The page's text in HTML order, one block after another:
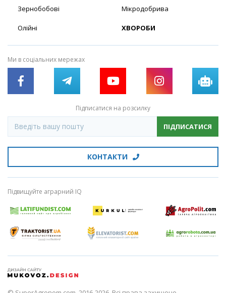
Зернобобові
Олійні
Мікродобрива
ХВОРОБИ
Ми в соціальних мережах
Підписатися на розсилку
ПІДПИСАТИСЯ
КОНТАКТИ
Підвищуйте аграрний IQ